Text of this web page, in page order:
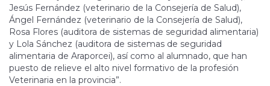
Jesús Fernández (veterinario de la Consejería de Salud),
Ángel Fernández (veterinario de la Consejería de Salud),
Rosa Flores (auditora de sistemas de seguridad alimentaria)
y Lola Sánchez (auditora de sistemas de seguridad
alimentaria de Araporcei), así como al alumnado, que han
puesto de relieve el alto nivel formativo de la profesión
Veterinaria en la provincia”.